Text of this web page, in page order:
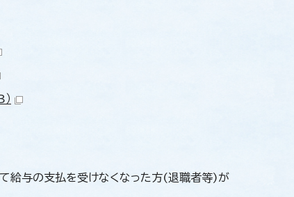
給与の支払を受けなくなった方(退職者等)が